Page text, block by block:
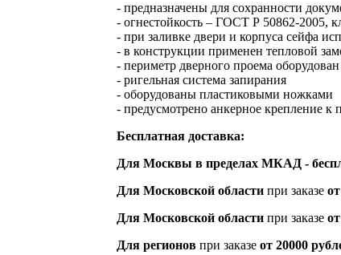
- предназначены для сохранности
- огнестойкость – ГОСТ Р 50862-2005,
- при заливке двери и корпуса сейфа
- в конструкции применен тепловой
- периметр дверного проема
- ригельная система запирания
- оборудованы пластиковыми ножками
- предусмотрено анкерное крепление к
Бесплатная доставка:
Для Москвы в пределах МКАД -
Для Московской области при заказе
Для Московской области при заказе
Для регионов при заказе от 20000